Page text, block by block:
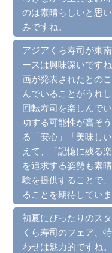
のは素晴らしいと思
みですね。
アジアくら寿司が東
ースは興味深いです
画が発表されたとの
んでいることがうれ
回転寿司を楽しんで
功する可能性が高そ
る「安心」「美味し
えて、「記憶に残る
を追求する姿勢も素
験を提供することで
ることを期待していま
初夏にぴったりのス
くら寿司のフェア、
わせは魅力的ですね